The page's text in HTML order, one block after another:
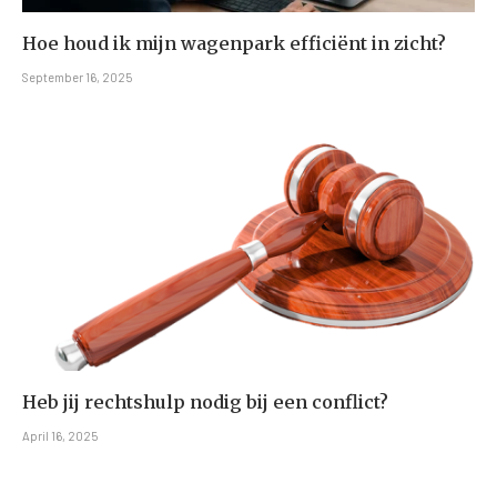
Hoe houd ik mijn wagenpark efficiënt in zicht?
September 16, 2025
Heb jij rechtshulp nodig bij een conflict?
April 16, 2025